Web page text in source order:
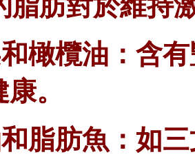
脂肪對於維持
橄欖油：含
。
脂肪魚：如